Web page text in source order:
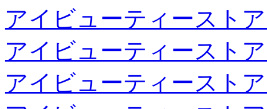
アイビューティースト
アイビューティースト
アイビューティースト